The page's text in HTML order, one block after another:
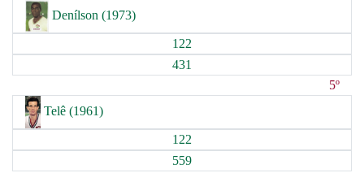
Denílson (1973)
122
431
5º
Telê (1961)
122
559